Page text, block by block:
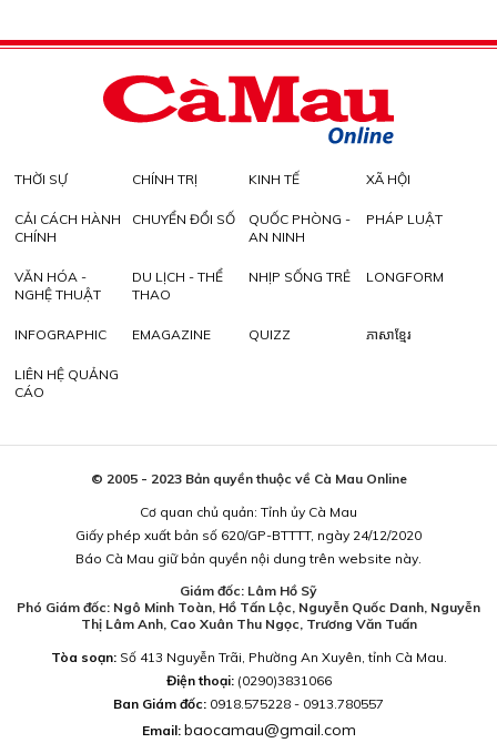
THỜI SỰ CHÍNH TRỊ KINH TẾ XÃ HỘI
CẢI CÁCH HÀNH
CHÍNH
CHUYỂN ĐỔI SỐ
QUỐC PHÒNG -
AN NINH
PHÁP LUẬT
VĂN HÓA -
NGHỆ THUẬT
DU LỊCH - THỂ
THAO
NHỊP SỐNG TRẺ LONGFORM
INFOGRAPHIC EMAGAZINE QUIZZ ភាសាខ្មែរ
LIÊN HỆ QUẢNG
CÁO
© 2005 - 2023 Bản quyền thuộc về Cà Mau Online
Cơ quan chủ quản: Tỉnh ủy Cà Mau
Giấy phép xuất bản số 620/GP-BTTTT, ngày 24/12/2020
Báo Cà Mau giữ bản quyền nội dung trên website này.
Giám đốc: Lâm Hồ Sỹ
Phó Giám đốc: Ngô Minh Toàn, Hồ Tấn Lộc, Nguyễn Quốc Danh, Nguyễn
Thị Lâm Anh, Cao Xuân Thu Ngọc, Trương Văn Tuấn
Tòa soạn:Số 413 Nguyễn Trãi, Phường An Xuyên, tỉnh Cà Mau.
Điện thoại: (0290)3831066
Ban Giám đốc: 0918.575228 - 0913.780557
Email: baocamau@gmail.com